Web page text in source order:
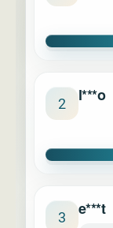
2 l***o
3 e***t